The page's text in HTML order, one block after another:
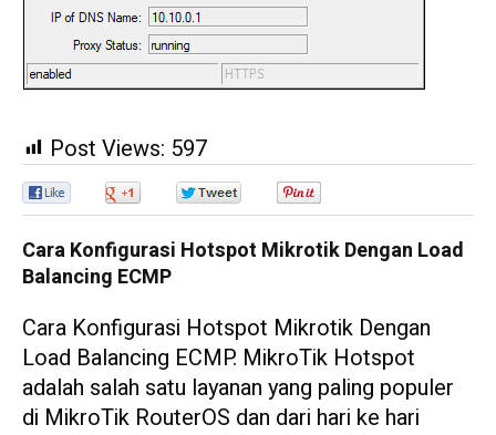
Post Views: 597
Cara Konfigurasi Hotspot Mikrotik Dengan Load
Balancing ECMP
Cara Konfigurasi Hotspot Mikrotik Dengan
Load Balancing ECMP. MikroTik Hotspot
adalah salah satu layanan yang paling populer
di MikroTik RouterOS dan dari hari ke hari